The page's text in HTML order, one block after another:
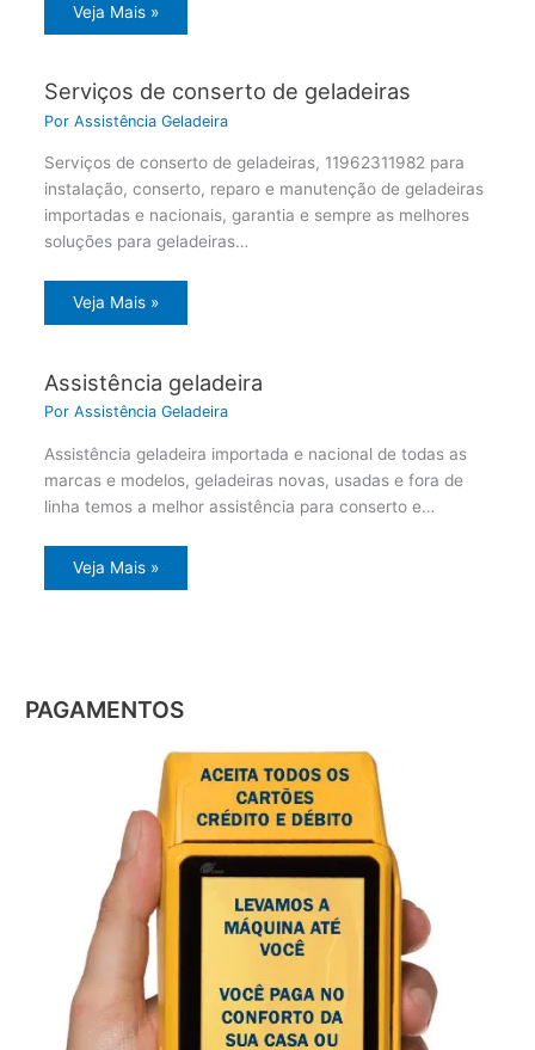
Veja Mais »
Serviços de conserto de geladeiras
Por Assistência Geladeira
Serviços de conserto de geladeiras, 11962311982 para
instalação, conserto, reparo e manutenção de geladeiras
importadas e nacionais, garantia e sempre as melhores
soluções para geladeiras…
Veja Mais »
Assistência geladeira
Por Assistência Geladeira
Assistência geladeira importada e nacional de todas as
marcas e modelos, geladeiras novas, usadas e fora de
linha temos a melhor assistência para conserto e…
Veja Mais »
PAGAMENTOS